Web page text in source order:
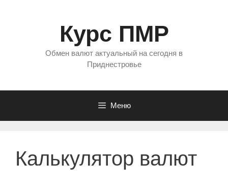
Курс ПМР
Обмен валют актуальный на сегодня в
Приднестровье
Меню
Калькулятор валют